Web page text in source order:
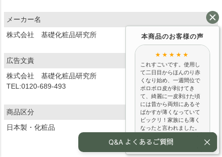
メーカー名
株式会社 基礎化粧品研究所
広告文責
株式会社 基礎化粧品研究所
TEL:0120-689-493
商品区分
日本製・化粧品
本商品のお客様の声
★★★★★
これすごいです。使用し
て二日目からほんのり赤
くなり始め、一週間位で
ポロポロ皮が剥けてき
て、綺麗に一皮剥けた頃
には昔から両頬にあるそ
ばかすが薄くなっていて
ビックリ！家族にも薄く
なったと言われました。
んなに変わってないか
な。一皮剥けたので少し
Q&A よくあるご質問